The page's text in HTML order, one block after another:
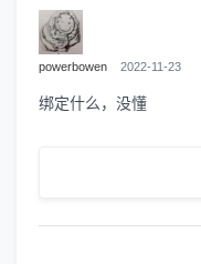
powerbowen 2022-11-23
绑定什么，没懂